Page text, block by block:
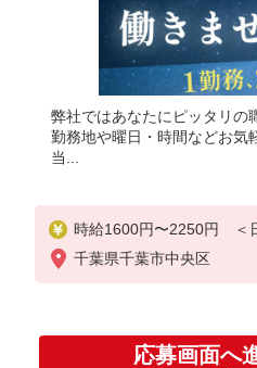
弊社ではあなたにピッタリの
勤務地や曜日・時間などお気
当...
時給1600円〜2250円 ＜
全支給(ガソリン代含む)＞
千葉県千葉市中央区
応募画面へ